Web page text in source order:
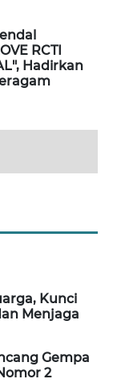
RCTI
Hadirkan
Kunci
Menjaga
Gempa
2